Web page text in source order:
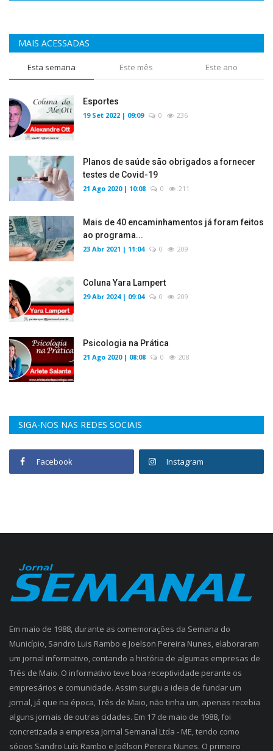
MAIS ACESSADAS
Esta semana Este mês Este ano
Esportes
19 Set 2022 | 09:09 0 236
Planos de saúde são obrigados a fornecer
testes de Covid-19
21 Ago 2020 | 10:08 0 211
Mais de 40 encaminhamentos já foram feitos
ao programa...
23 Abr 2021 | 11:04 0 209
Coluna Yara Lampert
29 Abr 2024 | 09:04 0 209
Psicologia na Prática
21 Ago 2020 | 08:08 0 208
SIGA-NOS NAS REDES SOCIAIS
Facebook Instagram
Em maio de 1988, durante as comemorações da Semana do
Município, Sandro Luis Rambo e Joelson Pereira Nunes, elaboraram
um jornal informativo, contando a história de algumas empresas de
Três de Maio. O informativo teve boa receptividade perante os
empresários e comunidade. Assim surgiu a ideia de fundar um
jornal, já que na época, Três de Maio, não tinha um, apenas recebia
alguns jornais de outras cidades. Em 17 de maio de 1988, foi
concretizada a empresa Jornal Semanal Ltda - ME, tendo como
sócios Sandro Luís Rambo e Joélson Pereira Nunes. O primeiro